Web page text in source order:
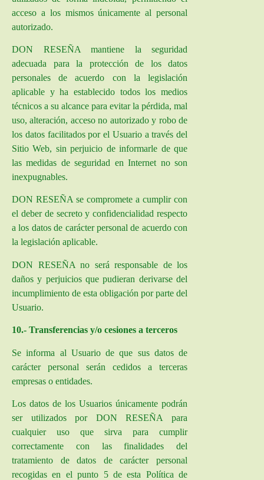
acceso a los mismos únicamente al personal
autorizado.
DON RESEÑA mantiene la seguridad
adecuada para la protección de los datos
personales de acuerdo con la legislación
aplicable y ha establecido todos los medios
técnicos a su alcance para evitar la pérdida, mal
uso, alteración, acceso no autorizado y robo de
los datos facilitados por el Usuario a través del
Sitio Web, sin perjuicio de informarle de que
las medidas de seguridad en Internet no son
inexpugnables.
DON RESEÑA se compromete a cumplir con
el deber de secreto y confidencialidad respecto
a los datos de carácter personal de acuerdo con
la legislación aplicable.
DON RESEÑA no será responsable de los
daños y perjuicios que pudieran derivarse del
incumplimiento de esta obligación por parte del
Usuario.
10.- Transferencias y/o cesiones a terceros
Se informa al Usuario de que sus datos de
carácter personal serán cedidos a terceras
empresas o entidades.
Los datos de los Usuarios únicamente podrán
ser utilizados por DON RESEÑApara
cualquier uso que sirva para cumplir
correctamente con las finalidades del
tratamiento de datos de carácter personal
recogidas en el punto 5 de esta Política de